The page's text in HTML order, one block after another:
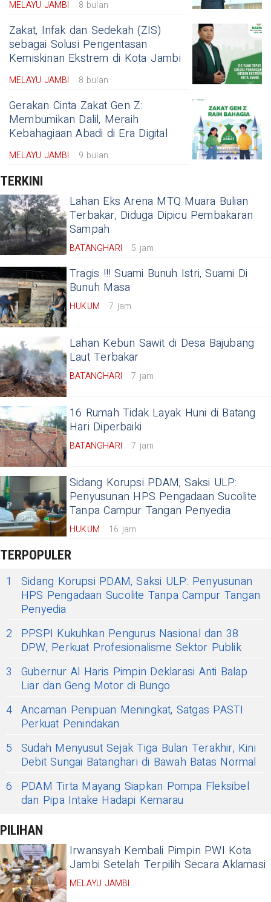
MELAYU JAMBI 8 bulan
Zakat, Infak dan Sedekah (ZIS)
sebagai Solusi Pengentasan
Kemiskinan Ekstrem di Kota Jambi
MELAYU JAMBI 8 bulan
Gerakan Cinta Zakat Gen Z:
Membumikan Dalil, Meraih
Kebahagiaan Abadi di Era Digital
MELAYU JAMBI 9 bulan
TERKINI
Lahan Eks Arena MTQ Muara Bulian
Terbakar, Diduga Dipicu Pembakaran
Sampah
BATANGHARI 5 jam
Tragis !!! Suami Bunuh Istri, Suami Di
Bunuh Masa
HUKUM 7 jam
Lahan Kebun Sawit di Desa Bajubang
Laut Terbakar
BATANGHARI 7 jam
16 Rumah Tidak Layak Huni di Batang
Hari Diperbaiki
BATANGHARI 7 jam
Sidang Korupsi PDAM, Saksi ULP:
Penyusunan HPS Pengadaan Sucolite
Tanpa Campur Tangan Penyedia
HUKUM 16 jam
TERPOPULER
1
Sidang Korupsi PDAM, Saksi ULP: Penyusunan
HPS Pengadaan Sucolite Tanpa Campur Tangan
Penyedia
2
PPSPI Kukuhkan Pengurus Nasional dan 38
DPW, Perkuat Profesionalisme Sektor Publik
3
Gubernur Al Haris Pimpin Deklarasi Anti Balap
Liar dan Geng Motor di Bungo
4 Ancaman Penipuan Meningkat, Satgas PASTI
Perkuat Penindakan
5 Sudah Menyusut Sejak Tiga Bulan Terakhir, Kini
Debit Sungai Batanghari di Bawah Batas Normal
6
PDAM Tirta Mayang Siapkan Pompa Fleksibel
dan Pipa Intake Hadapi Kemarau
PILIHAN
Irwansyah Kembali Pimpin PWI Kota
Jambi Setelah Terpilih Secara Aklamasi
MELAYU JAMBI